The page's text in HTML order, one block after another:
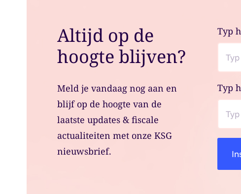
Altijd op de
hoogte blijven?
Meld je vandaag nog aan en
blijf op de hoogte van de
laatste updates & fiscale
actualiteiten met onze KSG
nieuwsbrief.
Typ
Typ